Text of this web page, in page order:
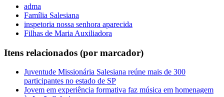
adma
Família Salesiana
inspetoria nossa senhora aparecida
Filhas de Maria Auxiliadora
Itens relacionados (por marcador)
Juventude Missionária Salesiana reúne mais de 300
participantes no estado de SP
Jovem em experiência formativa faz música em homenagem